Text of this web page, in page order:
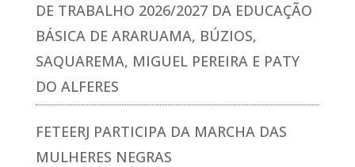
DE TRABALHO 2026/2027 DA EDUCAÇÃO
BÁSICA DE ARARUAMA, BÚZIOS,
SAQUAREMA, MIGUEL PEREIRA E PATY
DO ALFERES
FETEERJ PARTICIPA DA MARCHA DAS
MULHERES NEGRAS